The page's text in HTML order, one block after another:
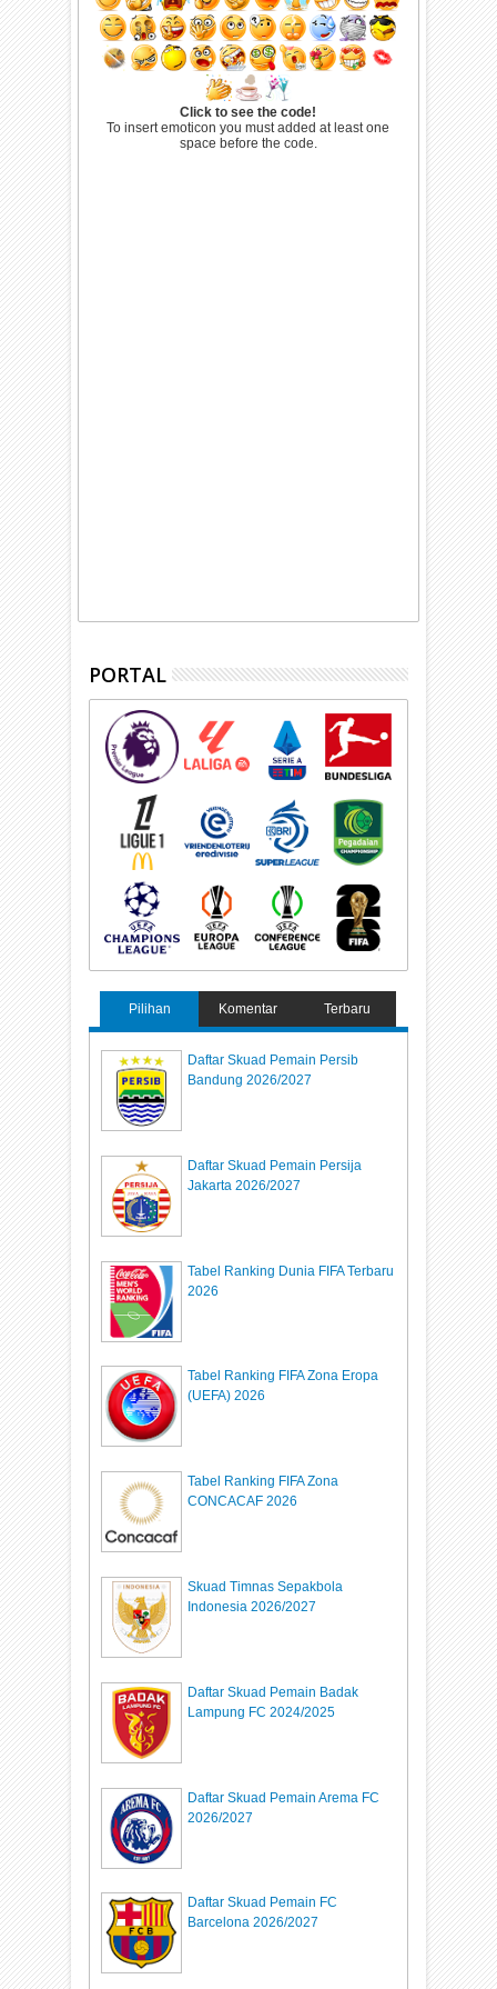
Click to see the code!
To insert emoticon you must added at least one
space before the code.
PORTAL
Pilihan Komentar Terbaru
Daftar Skuad Pemain Persib
Bandung 2026/2027
Daftar Skuad Pemain Persija
Jakarta 2026/2027
Tabel Ranking Dunia FIFA Terbaru
2026
Tabel Ranking FIFA Zona Eropa
(UEFA) 2026
Tabel Ranking FIFA Zona
CONCACAF 2026
Skuad Timnas Sepakbola
Indonesia 2026/2027
Daftar Skuad Pemain Badak
Lampung FC 2024/2025
Daftar Skuad Pemain Arema FC
2026/2027
Daftar Skuad Pemain FC
Barcelona 2026/2027